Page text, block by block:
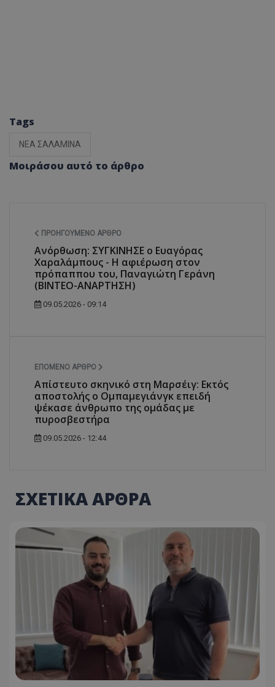
Tags
ΝΕΑ ΣΑΛΑΜΙΝΑ
Μοιράσου αυτό το άρθρο
ΠΡΟΗΓΟΎΜΕΝΟ ΆΡΘΡΟ
Ανόρθωση: ΣΥΓΚΙΝΗΣΕ ο Ευαγόρας
Χαραλάμπους - Η αφιέρωση στον
πρόπαππου του, Παναγιώτη Γεράνη
(ΒΙΝΤΕΟ-ΑΝΑΡΤΗΣΗ)
09.05.2026 - 09:14
ΕΠΌΜΕΝΟ ΆΡΘΡΟ
Απίστευτο σκηνικό στη Μαρσέιγ: Εκτός
αποστολής ο Ομπαμεγιάνγκ επειδή
ψέκασε άνθρωπο της ομάδας με
πυροσβεστήρα
09.05.2026 - 12:44
ΣΧΕΤΙΚΑ ΑΡΘΡΑ